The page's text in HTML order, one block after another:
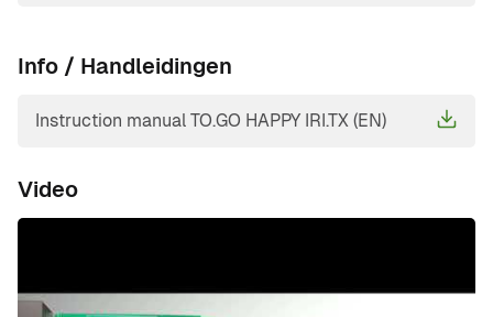
Info / Handleidingen
Instruction manual TO.GO HAPPY IRI.TX (EN)
Video